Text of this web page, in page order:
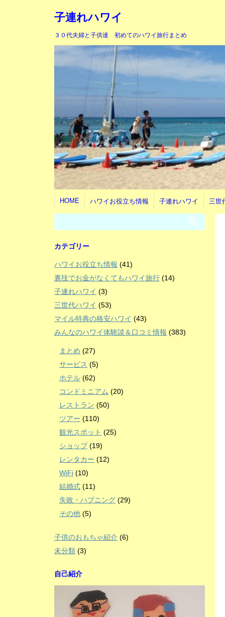
子連れハワイ
３０代夫婦と子供達 初めてのハワイ旅行まとめ
HOME ハワイお役立ち情報 子連れハワイ 三世
カテゴリー
ハワイお役立ち情報 (41)
裏技でお金がなくてもハワイ旅行 (14)
子連れハワイ (3)
三世代ハワイ (53)
マイル特典の格安ハワイ (43)
みんなのハワイ体験談＆口コミ情報 (383)
まとめ (27)
サービス (5)
ホテル (62)
コンドミニアム (20)
レストラン (50)
ツアー (110)
観光スポット (25)
ショップ(19)
レンタカー (12)
WiFi (10)
結婚式 (11)
失敗・ハプニング (29)
その他 (5)
子供のおもちゃ紹介 (6)
未分類 (3)
自己紹介